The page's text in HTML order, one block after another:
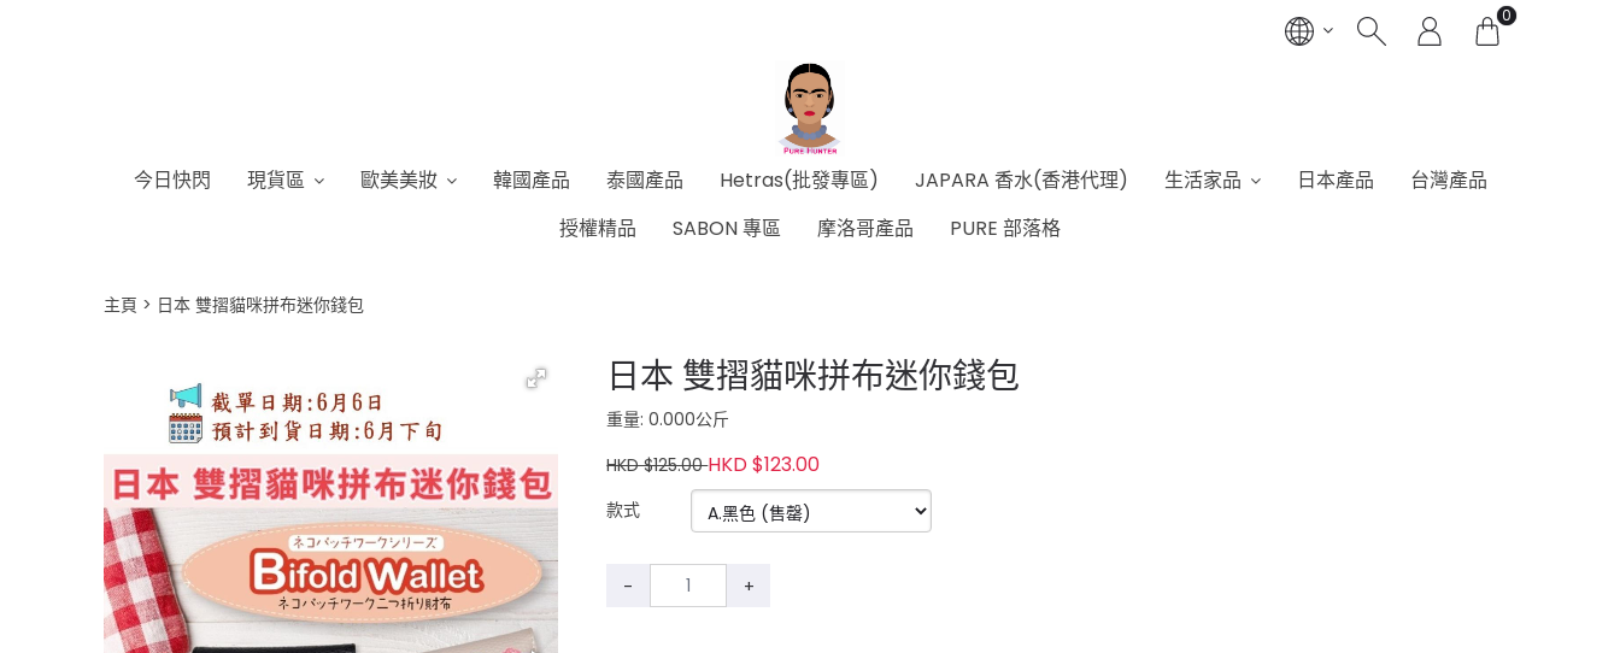
0
今日快閃 現貨區 歐美美妝 韓國產品 泰國產品 Hetras(批發專區) JAPARA 香水(香港代理) 生活家品 日本產品
台灣產品
授權精品
SABON 專區 摩洛哥產品 PURE 部落格
主頁 日本 雙摺貓咪拼布迷你錢包
日本 雙摺貓咪拼布迷你錢包
重量: 0.000公斤
HKD $125.00HKD $123.00
款式
- +